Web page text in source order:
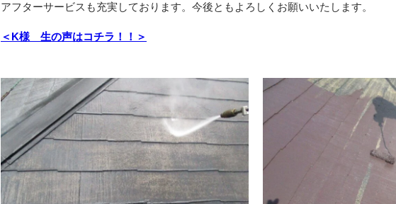
アフターサービスも充実しております。今後ともよろしくお願いいたします。
＜K様 生の声はコチラ！！＞